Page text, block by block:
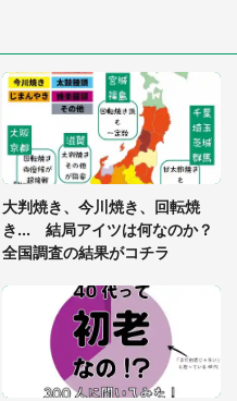
本当に気持ち悪い」 道端でバ
の野菜〟に6.5万人戦慄
幹線で大パニック。隣席の青
とお願いしたら...」 体験談に
売り場ならまだしも...」「ハ
る猫、激写される 「これもう
大判焼き、今川焼き、回転焼
き... 結局アイツは何なのか？
全国調査の結果がコチラ